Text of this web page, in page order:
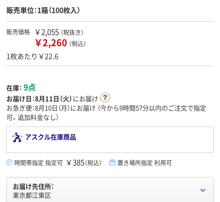
販売単位：1箱（100枚入）
販売価格 ￥2,055 （税抜き）
￥2,260 （税込）
1枚あたり￥22.6
在庫： 9点
お届け日：8月11日（火）にお届け
お急ぎ便：8月10日（月）にお届け （今から9時間57分以内のご注文で指定
可。追加料金なし）
アスクル在庫商品
時間帯指定 指定可 ￥385（税込） 置き場所指定 利用可
お届け先住所：
東京都江東区